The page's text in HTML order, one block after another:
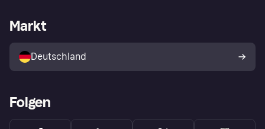
Klarna App
Shops entdecken
Käuferschutzrichtlinie
Dein Widerrufsrecht
Händlerportal
Markt
Deutschland
Folgen